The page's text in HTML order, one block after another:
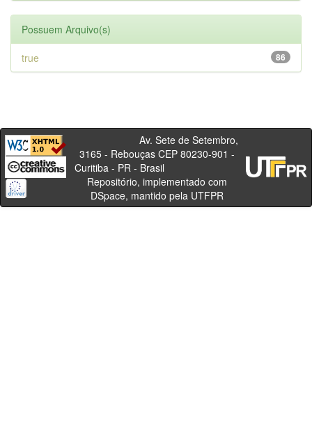
Possuem Arquivo(s)
86
true
Av. Sete de Setembro,
3165 - Rebouças CEP 80230-901 -
Curitiba - PR - Brasil
Repositório, implementado com
DSpace, mantido pela UTFPR